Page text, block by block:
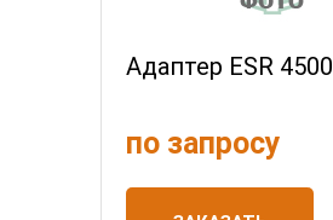
Адаптер ESR 4500
по запросу